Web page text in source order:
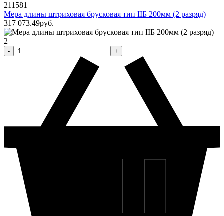
211581
Мера длины штриховая брусковая тип IIБ 200мм (2 разряд)
317 073.49pуб.
2